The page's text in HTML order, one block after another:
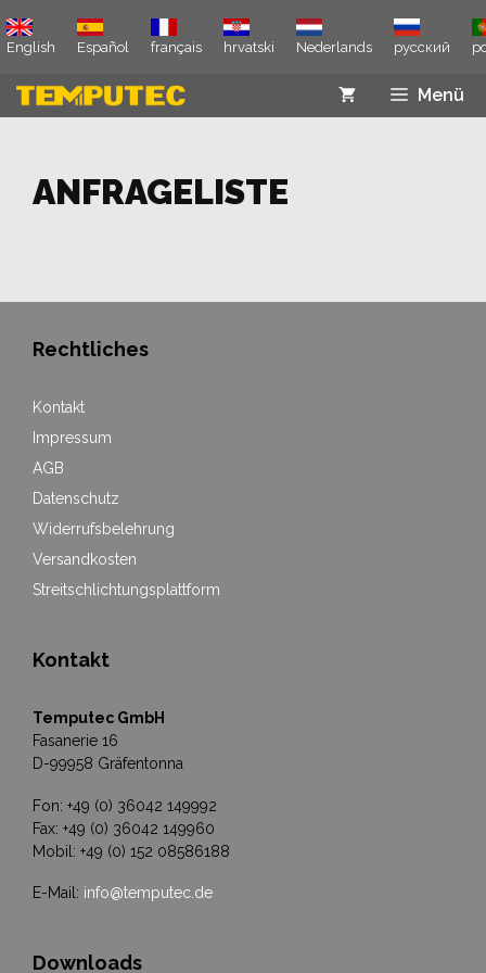
Inhalt
English Español français hrvatski Nederlands русский
Menü
ANFRAGELISTE
Rechtliches
Kontakt
Impressum
AGB
Datenschutz
Widerrufsbelehrung
Versandkosten
Streitschlichtungsplattform
Kontakt
Temputec GmbH
Fasanerie 16
D-99958 Gräfentonna
Fon: +49 (0) 36042 149992
Fax: +49 (0) 36042 149960
Mobil: +49 (0) 152 08586188
E-Mail: info@temputec.de
Downloads